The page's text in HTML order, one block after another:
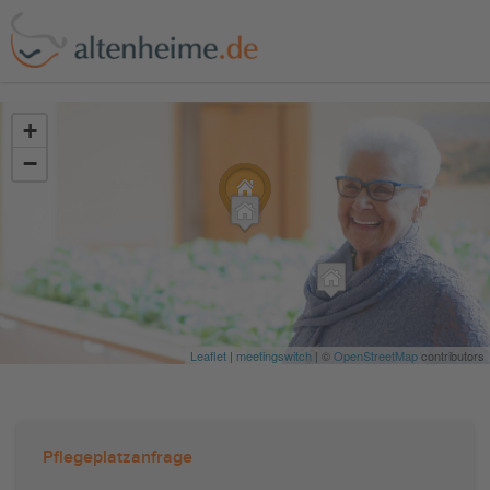
+
−
Leaflet | meetingswitch | ©OpenStreetMapcontributors
Pflegeplatzanfrage